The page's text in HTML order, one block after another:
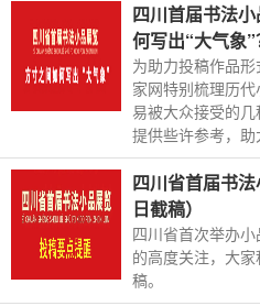
四川首届书法
何写出“大气象”
为助力投稿作品
家网特别梳理历
易被大众接受的
提供些许参考，助
四川省首届书
日截稿）
四川省首次举办
的高度关注，大
稿。